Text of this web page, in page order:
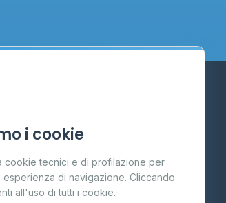
i cookie
cookie tecnici e di profilazione per
esperienza di navigazione. Cliccando
all'uso di tutti i cookie.